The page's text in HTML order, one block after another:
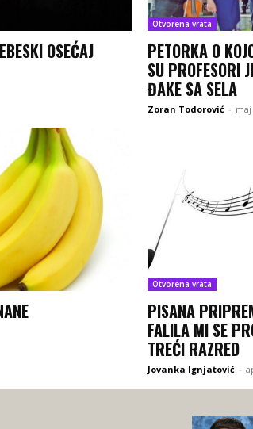
OSEĆAJ
Otvorena vrata
PETORKA O
SU PROFESORI
ĐAKE SA SELA
Zoran Todorović - maj
Otvorena vrata
PISANA
FALILA MI SE
TREĆI RAZRED
Jovanka Ignjatović -